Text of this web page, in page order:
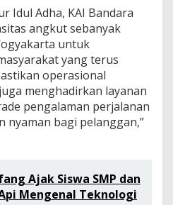
Idul Adha, KAI Bandara
angkut sebanyak
untuk
yang terus
operasional
menghadirkan layanan
pengalaman perjalanan
nyaman bagi pelanggan,”
Ajak Siswa SMP dan
Mengenal Teknologi